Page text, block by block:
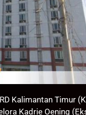
Kalimantan Timur
Kadrie Oening